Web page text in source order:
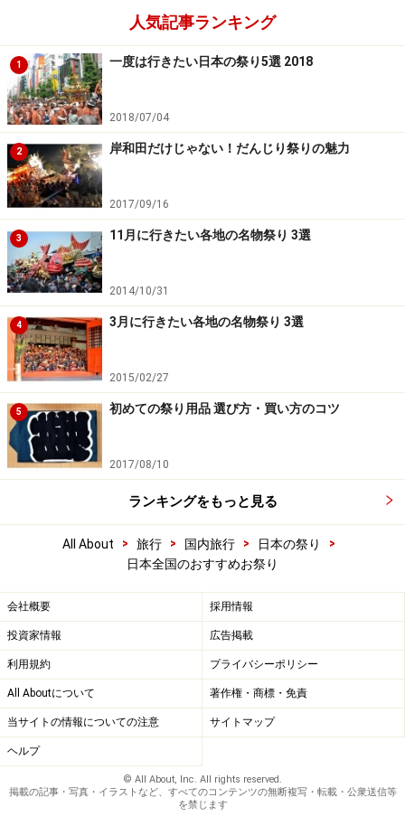
人気記事ランキング
1 一度は行きたい日本の祭り5選 2018
2018/07/04
2 岸和田だけじゃない！だんじり祭りの魅力
2017/09/16
3 11月に行きたい各地の名物祭り 3選
2014/10/31
4 3月に行きたい各地の名物祭り 3選
2015/02/27
5 初めての祭り用品 選び方・買い方のコツ
2017/08/10
ランキングをもっと見る
All About > 旅行 > 国内旅行 > 日本の祭り
>
日本全国のおすすめお祭り
会社概要 採用情報
投資家情報 広告掲載
利用規約 プライバシーポリシー
All Aboutについて 著作権・商標・免責
当サイトの情報についての注意 サイトマップ
ヘルプ
© All About, Inc. All rights reserved.
掲載の記事・写真・イラストなど、すべてのコンテンツの無断複写・転載・公衆送信等
を禁じます